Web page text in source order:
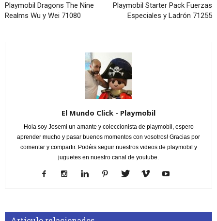
Playmobil Dragons The Nine
Realms Wu y Wei 71080
Playmobil Starter Pack Fuerzas
Especiales y Ladrón 71255
El Mundo Click - Playmobil
Hola soy Josemi un amante y coleccionista de playmobil, espero
aprender mucho y pasar buenos momentos con vosotros! Gracias por
comentar y compartir. Podéis seguir nuestros videos de playmobil y
juguetes en nuestro canal de youtube.